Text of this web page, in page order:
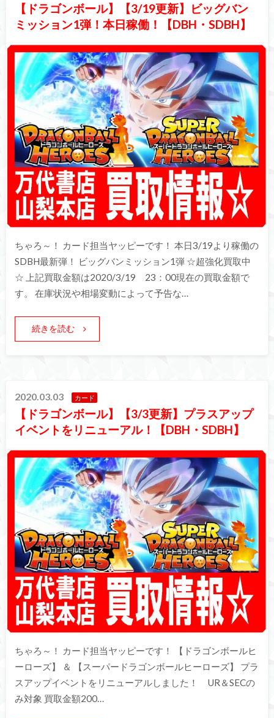
【ドラゴンボール】【3/19更新】ビッグバン
ミッション1弾！本日稼働！【DBH・SDBH】
ちゃろ～！ カード担当ヤッピーです！ 本日3/19より稼働の
SDBH最新弾！ ビッグバンミッション1弾 ☆超強化買取中
☆ 上記買取金額は2020/3/19 23：00現在の買取金額で
す。 在庫状況や相場変動によって予告な…
続きを読む
2020.03.03 カード
【ドラゴンボール】【3/3更新】プラスアップ
イベントをリニューアル！【DBH・SDBH】
ちゃろ～！ カード担当ヤッピーです！ 【ドラゴンボールヒ
ーローズ】 ＆ 【スーパードラゴンボールヒーローズ】 プラ
スアップイベントをリニューアルしました！ UR＆SECの
み対象 買取金額200…